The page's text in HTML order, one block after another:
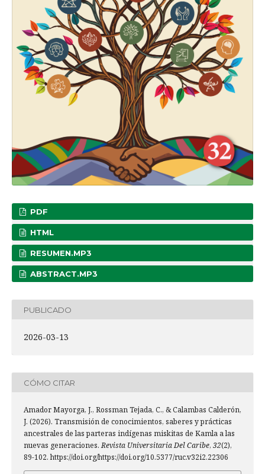
PDF
HTML
RESUMEN.MP3
ABSTRACT.MP3
PUBLICADO
2026-03-13
CÓMO CITAR
Amador Mayorga, J., Rossman Tejada, C., & Calambas Calderón,
J. (2026). Transmisión de conocimientos, saberes y prácticas
ancestrales de las parteras indígenas miskitas de Kamla a las
nuevas generaciones.Revista Universitaria Del Caribe, 32(2),
89-102. https://doi.org/https://doi.org/10.5377/ruc.v32i2.22306